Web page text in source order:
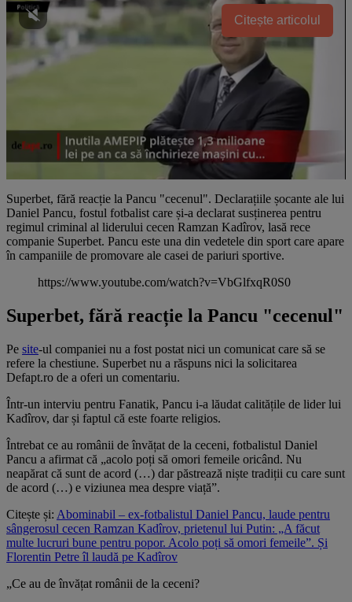
Citește articolul
Superbet, fără reacție la Pancu "cecenul". Declarațiile șocante ale lui
Daniel Pancu, fostul fotbalist care și-a declarat susținerea pentru
regimul criminal al liderului cecen Ramzan Kadîrov, lasă rece
companie Superbet. Pancu este una din vedetele din sport care apare
în campaniile de promovare ale casei de pariuri sportive.
https://www.youtube.com/watch?v=VbGlfxqR0S0
Superbet, fără reacție la Pancu "cecenul"
Pe site-ul companiei nu a fost postat nici un comunicat care să se
refere la chestiune. Superbet nu a răspuns nici la solicitarea
Defapt.ro de a oferi un comentariu.
Într-un interviu pentru Fanatik, Pancu i-a lăudat calitățile de lider lui
Kadîrov, dar și faptul că este foarte religios.
Întrebat ce au românii de învățat de la ceceni, fotbalistul Daniel
Pancu a afirmat că „acolo poți să omori femeile oricând. Nu
neapărat că sunt de acord (…) dar păstrează niște tradiții cu care sunt
de acord (…) e viziunea mea despre viață”.
Citește și: Abominabil – ex-fotbalistul Daniel Pancu, laude pentru
sângerosul cecen Ramzan Kadîrov, prietenul lui Putin: „A făcut
multe lucruri bune pentru popor. Acolo poți să omori femeile”. Și
Florentin Petre îl laudă pe Kadîrov
„Ce au de învățat românii de la ceceni?